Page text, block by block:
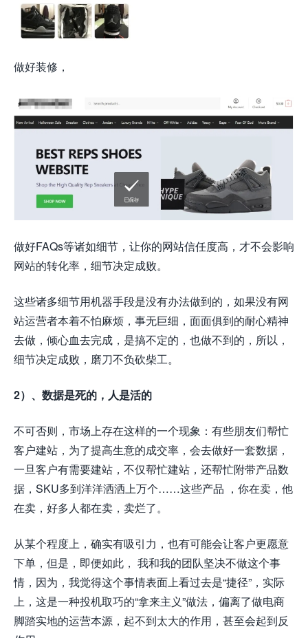
做好装修，
做好FAQs等诸如细节，让你的网站信任度高，才不会影响
网站的转化率，细节决定成败。
这些诸多细节用机器手段是没有办法做到的，如果没有网
站运营者本着不怕麻烦，事无巨细，面面俱到的耐心精神
去做，倾心血去完成，是搞不定的，也做不到的，所以，
细节决定成败，磨刀不负砍柴工。
2）、数据是死的，人是活的
不可否则，市场上存在这样的一个现象：有些朋友们帮忙
客户建站，为了提高生意的成交率，会去做好一套数据，
一旦客户有需要建站，不仅帮忙建站，还帮忙附带产品数
据，SKU多到洋洋洒洒上万个……这些产品 ，你在卖，他
在卖，好多人都在卖，卖烂了。
从某个程度上，确实有吸引力，也有可能会让客户更愿意
下单，但是，即便如此， 我和我的团队坚决不做这个事
情，因为，我觉得这个事情表面上看过去是“捷径”，实际
上，这是一种投机取巧的“拿来主义”做法，偏离了做电商
脚踏实地的运营本源，起不到太大的作用，甚至会起到反